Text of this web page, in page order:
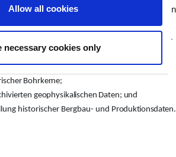
Allow all cookies
necessary cookies only
des Explorationsprogramms 2025 von
luftgestützter magnetischer und radiometrischer
Bohrkerne;
geophysikalischen Daten; und
historischer Bergbau- und Produktionsdaten.